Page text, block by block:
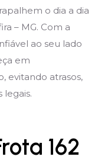
o dia a dia
– MG. Com a
ao seu lado
em
evitando atrasos,
legais.
162